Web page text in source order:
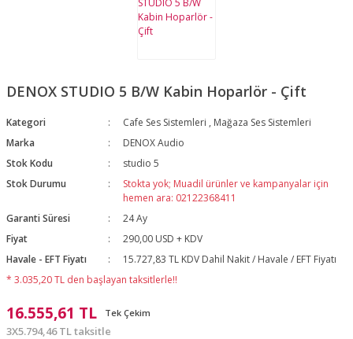
DENOX STUDIO 5 B/W Kabin Hoparlör - Çift
Kategori Cafe Ses Sistemleri , Mağaza Ses Sistemleri
Marka
DENOX Audio
Stok Kodu
studio 5
Stok Durumu
Stokta yok; Muadil ürünler ve kampanyalar için
hemen ara: 02122368411
Garanti Süresi
24 Ay
Fiyat
290,00 USD + KDV
Havale - EFT Fiyatı
15.727,83 TL KDV Dahil Nakit / Havale / EFT Fiyatı
* 3.035,20 TL den başlayan taksitlerle!!
16.555,61 TL Tek Çekim
3X5.794,46 TL taksitle